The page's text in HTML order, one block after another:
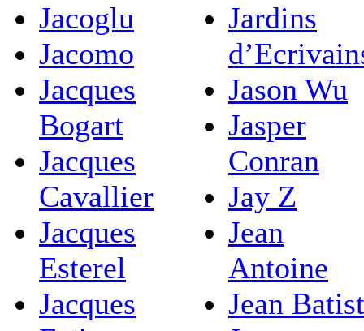
Jacoglu
Jacomo
Jacques
Bogart
Jacques
Cavallier
Jacques
Esterel
Jacques
Jardins
Jason Wu
Jasper
Conran
Jay Z
Jean
Antoine
Jean Batist